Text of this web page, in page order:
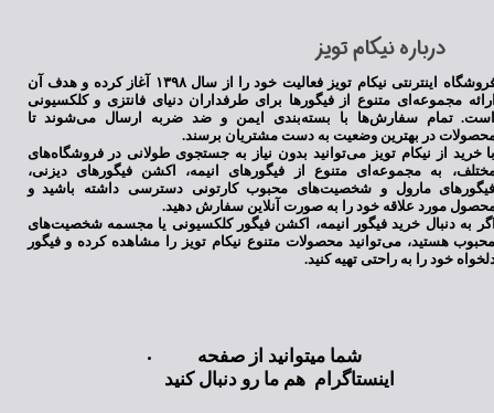
​درباره نیکام تویز
فروشگاه اینترنتی نیکام تویز فعالیت خود را از سال ۱۳۹۸ آغاز کرده و هدف آن
مجموعه‌ای متنوع از فیگورها برای طرفداران دنیای فانتزی و کلکسیونی
تمام سفارش‌ها با بسته‌بندی ایمن و ضد ضربه ارسال می‌شوند تا
در بهترین وضعیت به دست مشتریان برسند.
خرید از نیکام تویز می‌توانید بدون نیاز به جستجوی طولانی در فروشگاه‌های
به مجموعه‌ای متنوع از فیگورهای انیمه، اکشن فیگورهای دیزنی،
مارول و شخصیت‌های محبوب کارتونی دسترسی داشته باشید و
مورد علاقه خود را به صورت آنلاین سفارش دهید.
به دنبال خرید فیگور انیمه، اکشن فیگور کلکسیونی یا مجسمه شخصیت‌های
هستید، می‌توانید محصولات متنوع نیکام تویز را مشاهده کرده و فیگور
خود را به راحتی تهیه کنید.
شما میتوانید از صفحه
اینستاگرام هم ما رو دنبال کنید